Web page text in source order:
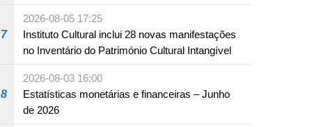
produto com substâncias medicamentosas
ocidentais
7
2026-08-05 17:25
Instituto Cultural inclui 28 novas manifestações
no Inventário do Património Cultural Intangível
8
2026-08-03 16:00
Estatísticas monetárias e financeiras – Junho
de 2026